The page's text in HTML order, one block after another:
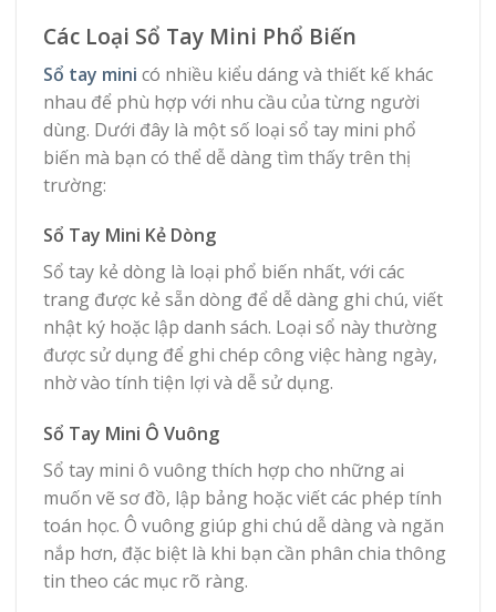
Các Loại Sổ Tay Mini Phổ Biến
Sổ tay mini có nhiều kiểu dáng và thiết kế khác
nhau để phù hợp với nhu cầu của từng người
dùng. Dưới đây là một số loại sổ tay mini phổ
biến mà bạn có thể dễ dàng tìm thấy trên thị
trường:
Sổ Tay Mini Kẻ Dòng
Sổ tay kẻ dòng là loại phổ biến nhất, với các
trang được kẻ sẵn dòng để dễ dàng ghi chú, viết
nhật ký hoặc lập danh sách. Loại sổ này thường
được sử dụng để ghi chép công việc hàng ngày,
nhờ vào tính tiện lợi và dễ sử dụng.
Sổ Tay Mini Ô Vuông
Sổ tay mini ô vuông thích hợp cho những ai
muốn vẽ sơ đồ, lập bảng hoặc viết các phép tính
toán học. Ô vuông giúp ghi chú dễ dàng và ngăn
nắp hơn, đặc biệt là khi bạn cần phân chia thông
tin theo các mục rõ ràng.